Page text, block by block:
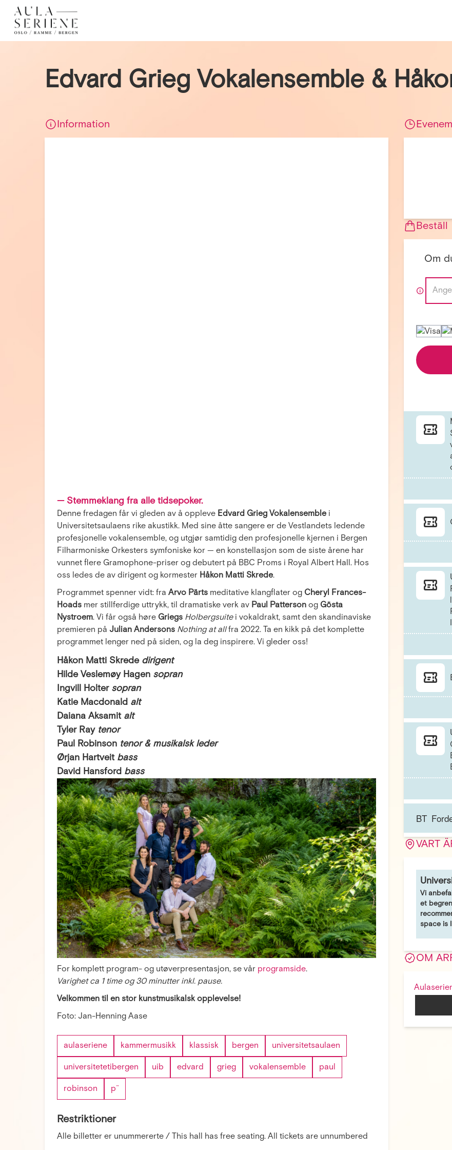
Edvard Grieg Vokalensemble &
Information
— Stemmeklang fra alle tidsepoker.
Denne fredagen får vi gleden av å oppleve Edvard Grieg Vokalensemblei
Universitetsaulaens rike akustikk. Med sine åtte sangere er de Vestlandets ledende
profesjonelle vokalensemble, og utgjør samtidig den profesjonelle kjernen i Bergen
Filharmoniske Orkesters symfoniske kor — en konstellasjon som de siste årene har
vunnet flere Gramophone-priser og debutert på BBC Proms i Royal Albert Hall. Hos
oss ledes de av dirigent og kormester Håkon Matti Skrede.
Programmet spenner vidt: fra Arvo Pärts meditative klangflater og Cheryl Frances-
Hoads mer stillferdige uttrykk, til dramatiske verk av Paul Pattersonog Gösta
Nystroem. Vi får også høre Griegs Holbergsuitei vokaldrakt, samt den skandinaviske
premieren på Julian Andersons Nothing at allfra 2022. Ta en kikk på det komplette
programmet lenger ned på siden, og la deg inspirere. Vi gleder oss!
Håkon Matti Skrede dirigent
Hilde Veslemøy Hagen sopran
Ingvill Holter sopran
Katie Macdonald alt
Daiana Aksamit alt
Tyler Ray tenor
Paul Robinson tenor & musikalsk leder
Ørjan Hartveit bass
David Hansford bass
For komplett program- og utøverpresentasjon, se vår programside.
Varighet ca 1 time og 30 minutter inkl. pause.
Velkommen til en stor kunstmusikalsk opplevelse!
Foto: Jan-Henning Aase
aulaseriene kammermusikk klassisk bergen
universitetsaulaen
universitetetibergen
uib edvard grieg vokalensemble
paul
robinson
p¨
Restriktioner
Alle billetter er unummererte / This hall has free seating. All tickets are unnumbered
Beställ
Om
BT
VART
Vi
et
space is
OM